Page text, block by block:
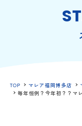
TOP マレア福岡博多店
毎年恒例？今年初？？マ